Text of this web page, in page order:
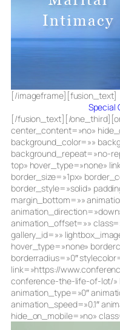
[/imageframe][fusion_text]
Special
[/fusion_text][/
center_content=»no»
background_color=»»
background_repeat=»no-
top» hover_type=»none»
border_size=»1px»
border_style=»solid»
margin_bottom=»»
animation_offset=»»
gallery_id=»»
hover_type=»none»
borderradius=»0″
link=»https://
conference-the-life-of-lot/»
animation_type=»0″
animation_speed=»0.1″
hide_on_mobile=»no»